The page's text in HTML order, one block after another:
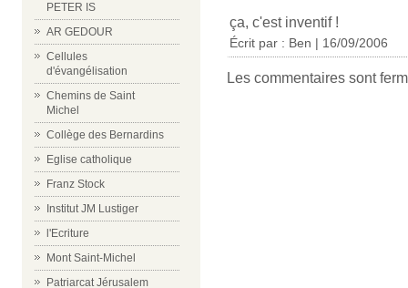
PETER IS
AR GEDOUR
Cellules
d'évangélisation
Chemins de Saint
Michel
Collège des Bernardins
Eglise catholique
Franz Stock
Institut JM Lustiger
l'Ecriture
Mont Saint-Michel
Patriarcat Jérusalem
ça, c'est inventif !
Écrit par : Ben | 16/09/2006
Les commentaires sont